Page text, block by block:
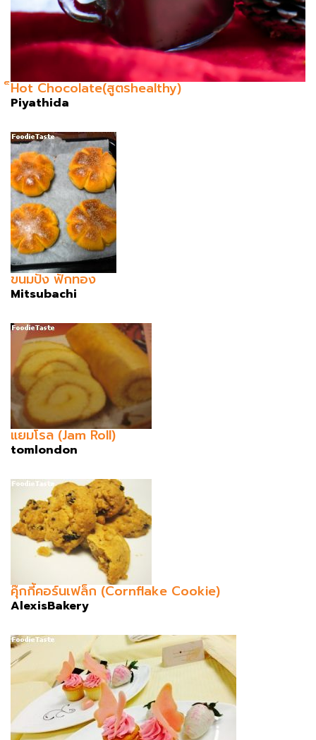
็Hot Chocolate(สูตรhealthy)
Piyathida
ขนมปัง ฟักทอง
Mitsubachi
แยมโรล (Jam Roll)
tomlondon
คุ๊กกี้คอร์นเฟล็ก (Cornflake Cookie)
AlexisBakery